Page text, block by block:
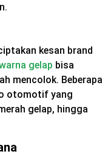
kesan brand
gelap bisa
mencolok. Beberapa
otomotif yang
gelap, hingga